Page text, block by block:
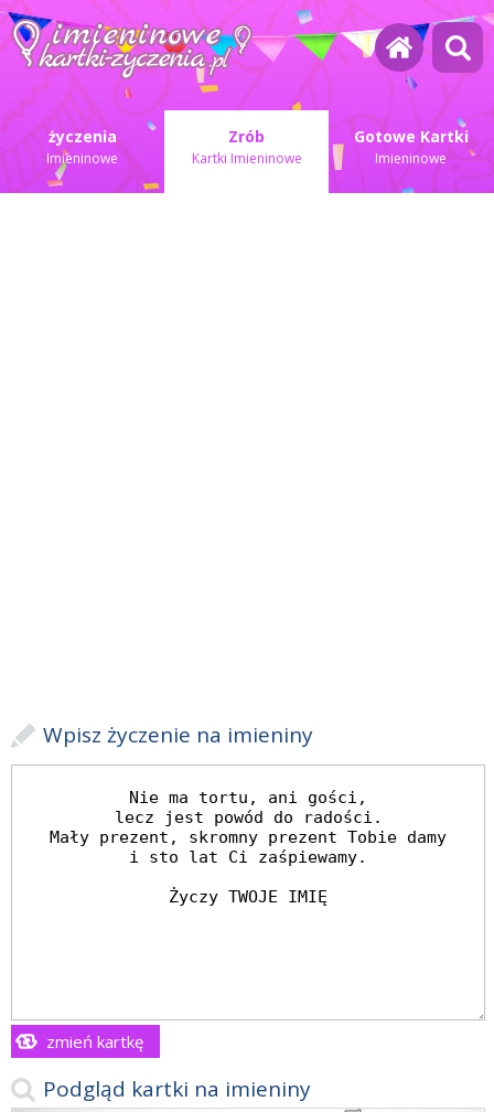
życzenia
Imieninowe
Zrób
Kartki Imieninowe
Gotowe Kartki
Imieninowe
Wpisz życzenie na imieniny
zmień kartkę
Podgląd kartki na imieniny